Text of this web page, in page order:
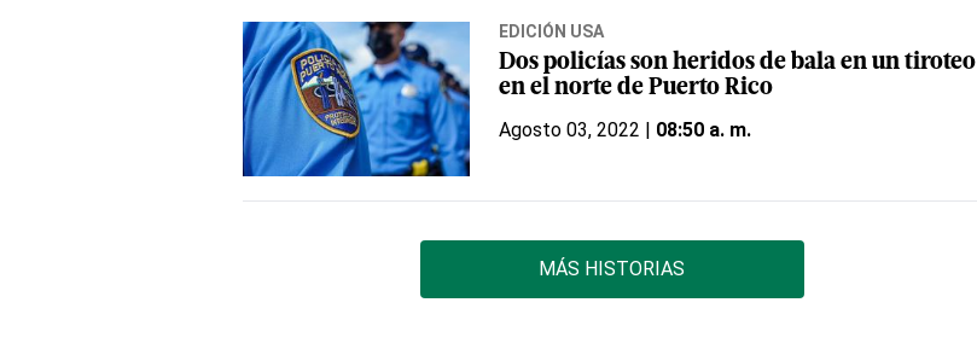
EDICIÓN USA
Dos policías son heridos de bala en un tiroteo
en el norte de Puerto Rico
Agosto 03, 2022 | 08:50 a. m.
MÁS HISTORIAS